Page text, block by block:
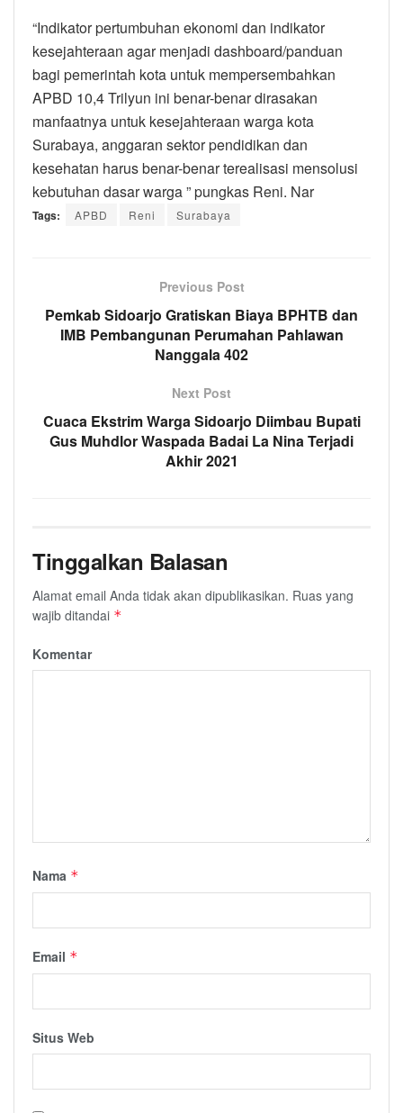
“Indikator pertumbuhan ekonomi dan indikator
kesejahteraan agar menjadi dashboard/panduan
bagi pemerintah kota untuk mempersembahkan
APBD 10,4 Trilyun ini benar-benar dirasakan
manfaatnya untuk kesejahteraan warga kota
Surabaya, anggaran sektor pendidikan dan
kesehatan harus benar-benar terealisasi mensolusi
kebutuhan dasar warga ” pungkas Reni. Nar
Tags: APBD Reni Surabaya
Previous Post
Pemkab Sidoarjo Gratiskan Biaya BPHTB dan
IMB Pembangunan Perumahan Pahlawan
Nanggala 402
Next Post
Cuaca Ekstrim Warga Sidoarjo Diimbau Bupati
Gus Muhdlor Waspada Badai La Nina Terjadi
Akhir 2021
Tinggalkan Balasan
Alamat email Anda tidak akan dipublikasikan. Ruas yang
wajib ditandai *
Komentar
Nama *
Email *
Situs Web